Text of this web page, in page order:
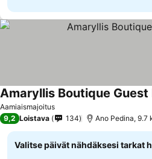
Aamiaismajoitus
Amaryllis Boutique Guest
9,2 Loistava 134 Ano Pedina, 9.7
Valitse päivät nähdäksesi tarkat